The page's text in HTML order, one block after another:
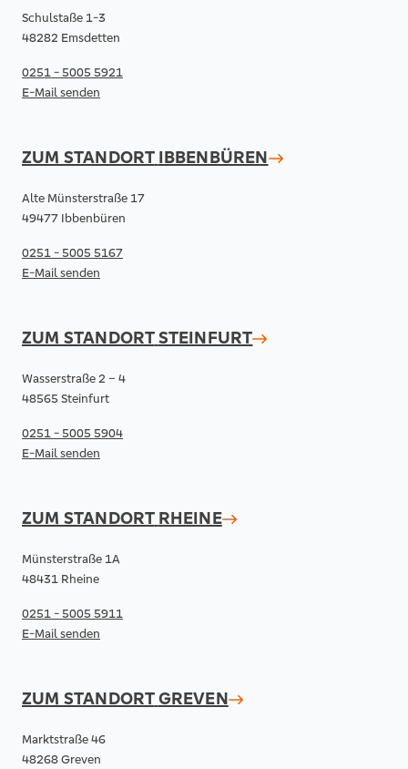
Schulstaße 1-3
48282 Emsdetten
0251 - 5005 5921
E-Mail senden
ZUM STANDORT IBBENBÜREN
Alte Münsterstraße 17
49477 Ibbenbüren
0251 - 5005 5167
E-Mail senden
ZUM STANDORTSTEINFURT
Wasserstraße 2 – 4
48565 Steinfurt
0251 - 5005 5904
E-Mail senden
ZUM STANDORT RHEINE
Münsterstraße 1A
48431 Rheine
0251 - 5005 5911
E-Mail senden
ZUM STANDORTGREVEN
Marktstraße 46
48268 Greven